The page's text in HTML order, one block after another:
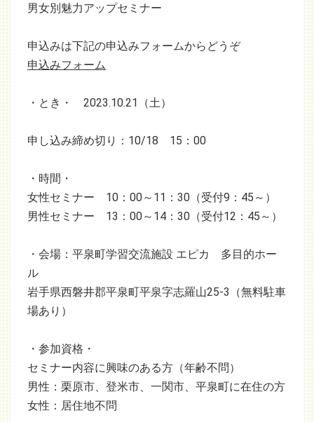
男女別魅力アップセミナー
申込みは下記の申込みフォームからどうぞ
申込みフォーム
・とき・ 2023.10.21（土）
申し込み締め切り：10/18 15：00
・時間・
女性セミナー 10：00～11：30（受付9：45～）
男性セミナー 13：00～14：30（受付12：45～）
・会場：平泉町学習交流施設 エピカ 多目的ホー
ル
岩手県西磐井郡平泉町平泉字志羅山25-3（無料駐車
場あり）
・参加資格・
セミナー内容に興味のある方（年齢不問）
男性：栗原市、登米市、一関市、平泉町に在住の方
女性：居住地不問